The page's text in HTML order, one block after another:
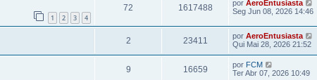
1 2 3 4
72 1617488 por AeroEntusiasta
Seg Jun 08, 2026 14:46
2 23411 por AeroEntusiasta
Qui Mai 28, 2026 21:52
9 16659 por FCM
Ter Abr 07, 2026 10:49